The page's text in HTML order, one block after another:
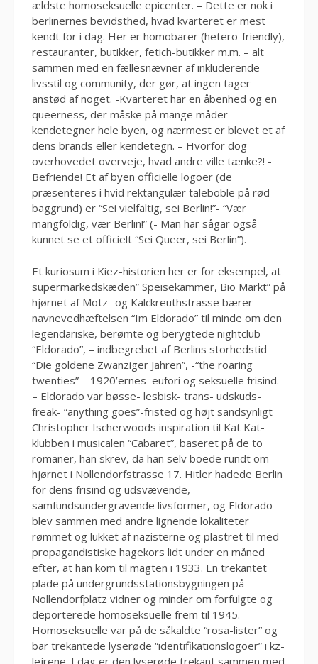
ældste homoseksuelle epicenter. – Dette er nok i
berlinernes bevidsthed, hvad kvarteret er mest
kendt for i dag. Her er homobarer (hetero-friendly),
restauranter, butikker, fetich-butikker m.m. – alt
sammen med en fællesnævner af inkluderende
livsstil og community, der gør, at ingen tager
anstød af noget. -Kvarteret har en åbenhed og en
queerness, der måske på mange måder
kendetegner hele byen, og nærmest er blevet et af
dens brands eller kendetegn. – Hvorfor dog
overhovedet overveje, hvad andre ville tænke?! -
Befriende! Et af byen officielle logoer (de
præsenteres i hvid rektangulær taleboble på rød
baggrund) er “Sei vielfältig, sei Berlin!”- “Vær
mangfoldig, vær Berlin!” (- Man har sågar også
kunnet se et officielt “Sei Queer, sei Berlin”).
Et kuriosum i Kiez-historien her er for eksempel, at
supermarkedskæden” Speisekammer, Bio Markt” på
hjørnet af Motz- og Kalckreuthstrasse bærer
navnevedhæftelsen “Im Eldorado” til minde om den
legendariske, berømte og berygtede nightclub
“Eldorado”, – indbegrebet af Berlins storhedstid
“Die goldene Zwanziger Jahren”, -“the roaring
twenties” – 1920’ernes eufori og seksuelle frisind.
– Eldorado var bøsse- lesbisk- trans- udskuds-
freak- “anything goes”-fristed og højt sandsynligt
Christopher Ischerwoods inspiration til Kat Kat-
klubben i musicalen “Cabaret”, baseret på de to
romaner, han skrev, da han selv boede rundt om
hjørnet i Nollendorfstrasse 17. Hitler hadede Berlin
for dens frisind og udsvævende,
samfundsundergravende livsformer, og Eldorado
blev sammen med andre lignende lokaliteter
rømmet og lukket af nazisterne og plastret til med
propagandistiske hagekors lidt under en måned
efter, at han kom til magten i 1933. En trekantet
plade på undergrundsstationsbygningen på
Nollendorfplatz vidner og minder om forfulgte og
deporterede homoseksuelle frem til 1945.
Homoseksuelle var på de såkaldte “rosa-lister” og
bar trekantede lyserøde “identifikationslogoer” i kz-
lejrene. I dag er den lyserøde trekant sammen med